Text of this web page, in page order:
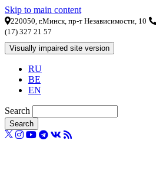
Skip to main content
220050, г.Минск, пр-т Независимости, 10
(17) 327 21 57
RU
BE
EN
Search